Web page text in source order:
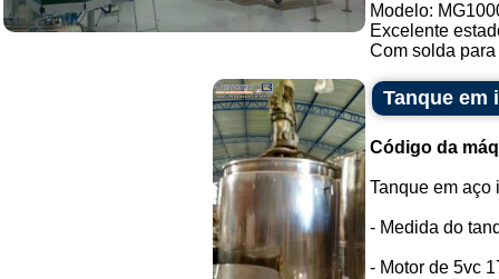
Modelo:
Excelente
Com solda
Tanque em
Código da
Tanque em aço
- Medida do
- Motor de 5vc